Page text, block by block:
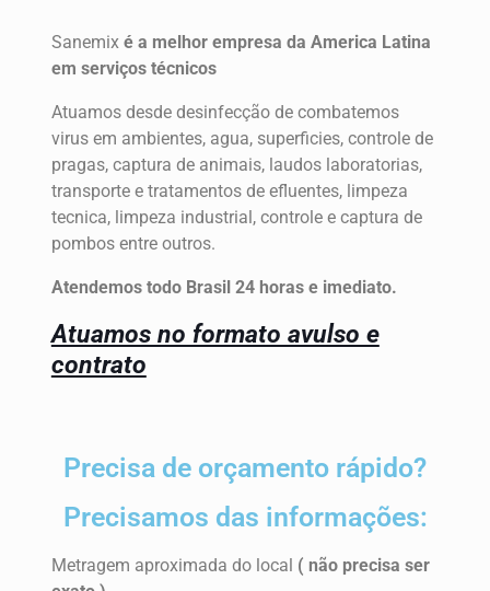
Sanemixé a melhor empresa da America Latina
em serviços técnicos
Atuamos desde desinfecção de combatemos
virus em ambientes, agua, superficies, controle de
pragas, captura de animais, laudos laboratorias,
transporte e tratamentos de efluentes, limpeza
tecnica, limpeza industrial, controle e captura de
pombos entre outros.
Atendemos todo Brasil 24 horas e imediato.
Atuamos no formato avulso e
contrato
Precisa de orçamento rápido?
Precisamos das informações:
Metragem aproximada do local ( não precisa ser